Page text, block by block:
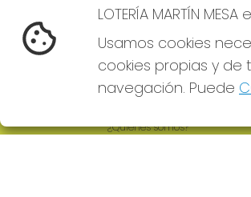
Imagen
LOTERÍA MARTÍN MESA
¿Quiénes somos?
LOTERÍA MARTÍN
Usamos cookies
cookies propias y de
navegación. Puede